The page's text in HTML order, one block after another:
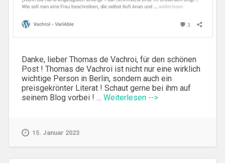
Danke, lieber Thomas de Vachroi, für den schönen
Post ! Thomas de Vachroi ist nicht nur eine wirklich
wichtige Person in Berlin, sondern auch ein
preisgekrönter Literat ! Schaut gerne bei ihm auf
seinem Blog vorbei ! … Weiterlesen -->
15. Januar 2023